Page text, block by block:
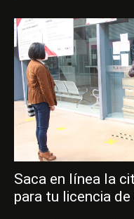
Saca en línea la
para tu licencia